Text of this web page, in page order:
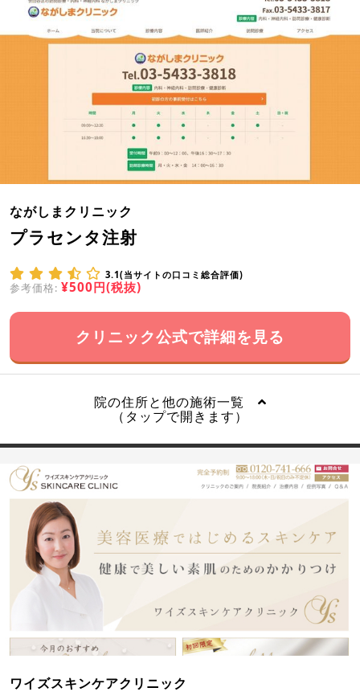
ながしまクリニック
プラセンタ注射
3.1(当サイトの口コミ総合評価)
参考価格: ¥500円(税抜)
クリニック公式で詳細を見る
院の住所と他の施術一覧
（タップで開きます）
ワイズスキンケアクリニック